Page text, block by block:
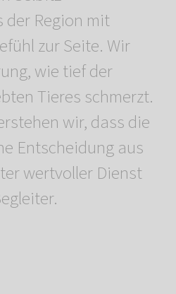
Region mit
zur Seite. Wir
wie tief der
Tieres schmerzt.
wir, dass die
Entscheidung aus
wertvoller Dienst